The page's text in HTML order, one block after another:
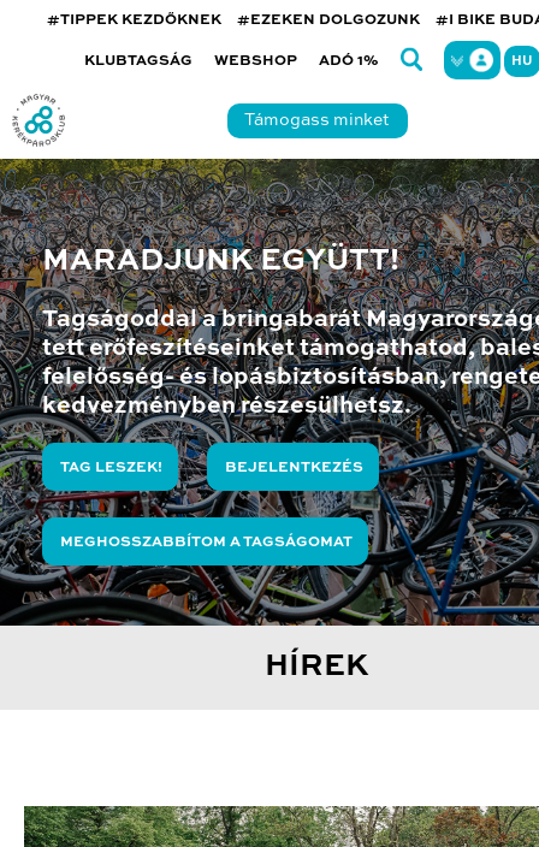
#TIPPEK KEZDŐKNEK #EZEKEN DOLGOZUNK #I BIKE
KLUBTAGSÁG WEBSHOP ADÓ 1% HU
Támogass minket
MARADJUNK EGYÜTT!
Tagságoddal a bringabarát
tett erőfeszítéseinket támogathatod,
felelősség- és lopásbiztosításban,
kedvezményben részesülhetsz.
TAG LESZEK! BEJELENTKEZÉS
MEGHOSSZABBÍTOM A TAGSÁGOMAT
HÍREK